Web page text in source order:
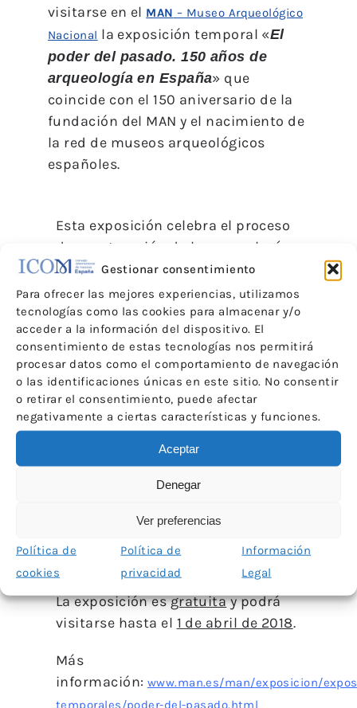
Gestionar consentimiento
Para ofrecer las mejores experiencias, utilizamos
tecnologías como las cookies para almacenar y/o
acceder a la información del dispositivo. El
consentimiento de estas tecnologías nos permitirá
procesar datos como el comportamiento de navegación
o las identificaciones únicas en este sitio. No consentir
o retirar el consentimiento, puede afectar
negativamente a ciertas características y funciones.
Aceptar
Denegar
Ver preferencias
Política de
cookies
Política de
privacidad
Información
Legal
visitarse en el MAN – Museo Arqueológico
Nacional la exposición temporal «El
poder del pasado. 150 años de
arqueología en España» que
coincide con el 150 aniversario de la
fundación del MAN y el nacimiento de
la red de museos arqueológicos
españoles.
Esta exposición celebra el proceso
de construcción de la arqueología
española: su historia y desarrollo
de la misma para explicar cómo se
ha producido la construcción del
pasado material de nuestro país y
su presentación al público.
Gracias a la colaboración de
distintos museos en el proyecto, y
el arco temporal de hallazgo de los
objetos mostrados, la muestra
ofrece una perspectiva de nuestra
objetos o conjuntos, procedentes
de esas 68 instituciones
colaboradoras.
La exposición esgratuitay podrá
visitarse hasta el 1 de abril de 2018.
Más
información: www.man.es/man/exposicion/
temporales/poder-del-pasado.html